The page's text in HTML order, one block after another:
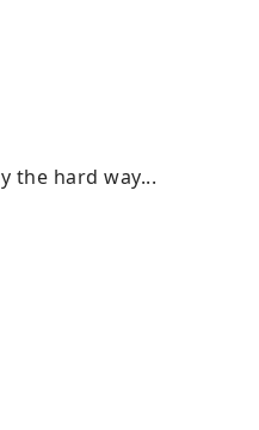
the hard way...